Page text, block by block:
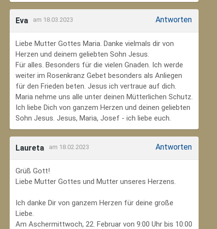
Eva am 18.03.2023 Antworten
Liebe Mutter Gottes Maria. Danke vielmals dir von
Herzen und deinem geliebten Sohn Jesus.
Für alles. Besonders für die vielen Gnaden. Ich werde
weiter im Rosenkranz Gebet besonders als Anliegen
für den Frieden beten. Jesus ich vertraue auf dich.
Maria nehme uns alle unter deinen Mütterlichen Schutz.
Ich liebe Dich von ganzem Herzen und deinen geliebten
Sohn Jesus. Jesus, Maria, Josef - ich liebe euch.
Laureta am 18.02.2023 Antworten
Grüß Gott!
Liebe Mutter Gottes und Mutter unseres Herzens.
Ich danke Dir von ganzem Herzen für deine große
Liebe.
Am Aschermittwoch, 22. Februar von 9:00 Uhr bis 10:00